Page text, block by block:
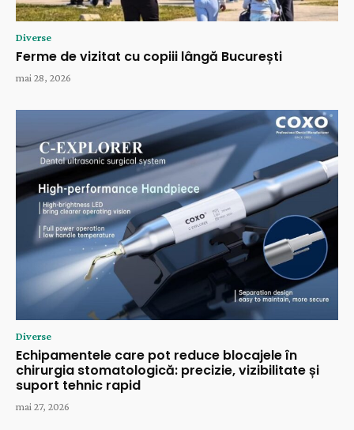
Diverse
Ferme de vizitat cu copiii lângă București
mai 28, 2026
Diverse
Echipamentele care pot reduce blocajele în
chirurgia stomatologică: precizie, vizibilitate și
suport tehnic rapid
mai 27, 2026